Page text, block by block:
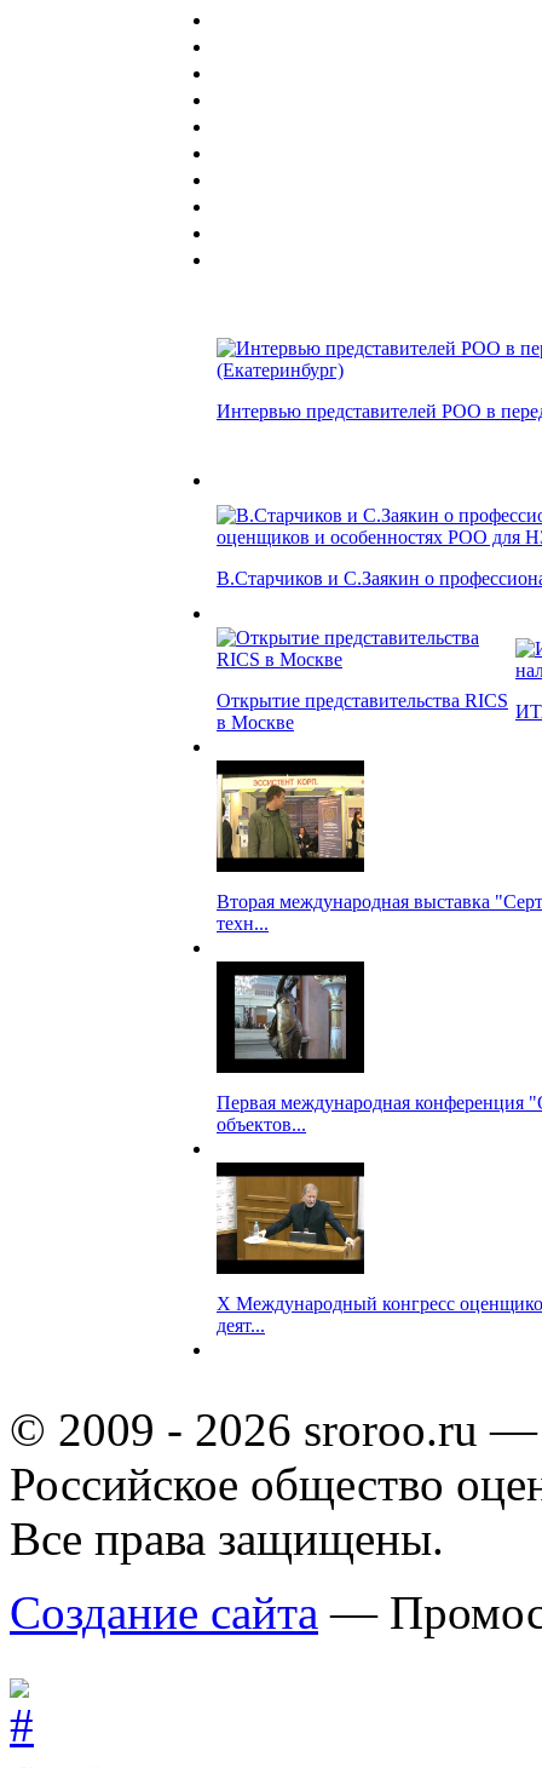
Интервью представителей РОО в
В.Старчиков и С.Заякин о
Открытие представительства RICS
в Москве
Вторая международная выставка
техн...
Первая международная конференция
объектов...
Х Международный конгресс
деят...
© 2009 - 2026 sroroo.ru —
Российское общество
Все права защищены.
Создание сайта —